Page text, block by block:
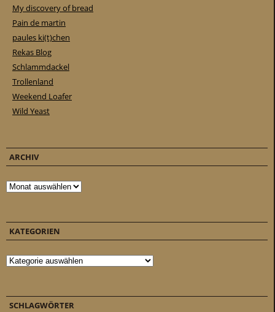
My discovery of bread
Pain de martin
paules ki(t)chen
Rekas Blog
Schlammdackel
Trollenland
Weekend Loafer
Wild Yeast
ARCHIV
Archiv
KATEGORIEN
Kategorien
SCHLAGWÖRTER